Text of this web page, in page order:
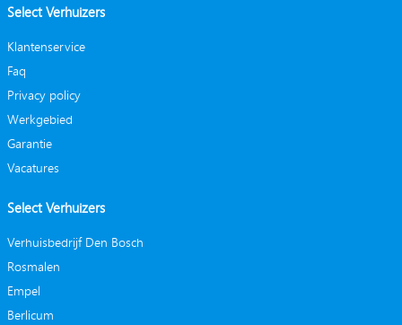
Select Verhuizers
Klantenservice
Faq
Privacy policy
Werkgebied
Garantie
Vacatures
Select Verhuizers
Verhuisbedrijf Den Bosch
Rosmalen
Empel
Berlicum